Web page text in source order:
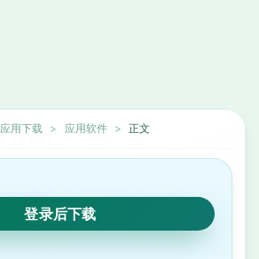
应用下载 应用软件 正文
登录后下载